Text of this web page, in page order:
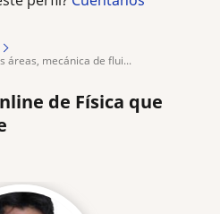
áreas, mecánica de flui...
de Física que